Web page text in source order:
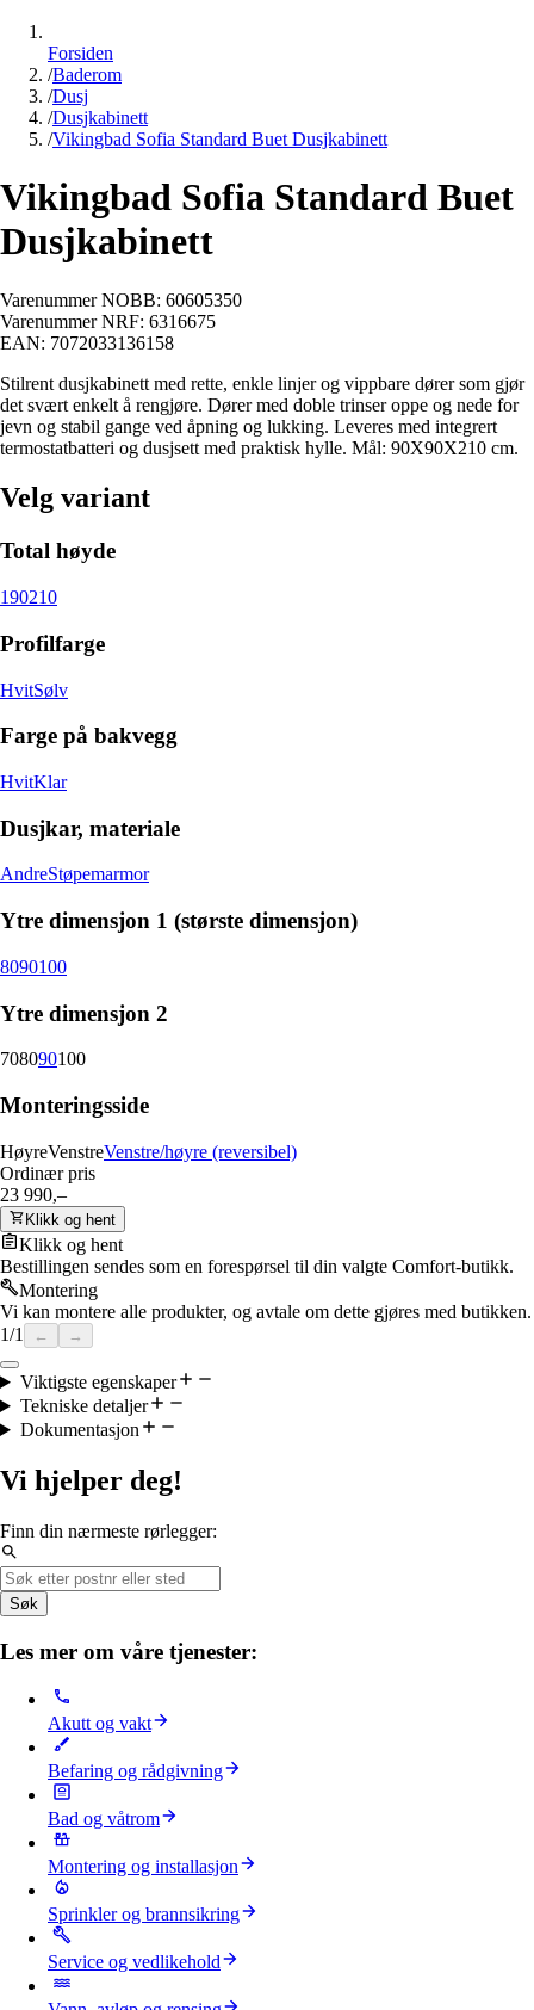
Forsiden
/Baderom
/Dusj
/Dusjkabinett
/Vikingbad Sofia Standard Buet Dusjkabinett
Vikingbad Sofia Standard Buet
Dusjkabinett
Varenummer NOBB: 60605350
Varenummer NRF: 6316675
EAN: 7072033136158
Stilrent dusjkabinett med rette, enkle linjer og vippbare dører som gjør
det svært enkelt å rengjøre. Dører med doble trinser oppe og nede for
jevn og stabil gange ved åpning og lukking. Leveres med integrert
termostatbatteri og dusjsett med praktisk hylle. Mål: 90X90X210 cm.
Velg variant
Total høyde
190210
Profilfarge
HvitSølv
Farge på bakvegg
HvitKlar
Dusjkar, materiale
AndreStøpemarmor
Ytre dimensjon 1 (største dimensjon)
8090100
Ytre dimensjon 2
708090100
Monteringsside
HøyreVenstreVenstre/høyre (reversibel)
Ordinær pris
23 990,–
Klikk og hent
Klikk og hent
Bestillingen sendes som en forespørsel til din valgte Comfort-butikk.
Montering
Vi kan montere alle produkter, og avtale om dette gjøres med butikken.
1/1 ← →
Viktigste egenskaper
Tekniske detaljer
Dokumentasjon
Vi hjelper deg!
Finn din nærmeste rørlegger:
Søk
Les mer om våre tjenester:
Akutt og vakt
Befaring og rådgivning
Bad og våtrom
Montering og installasjon
Sprinkler og brannsikring
Service og vedlikehold